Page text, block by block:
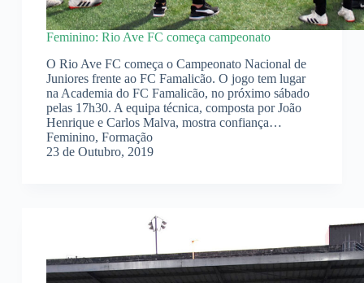
Feminino: Rio Ave FC começa campeonato
O Rio Ave FC começa o Campeonato Nacional de
Juniores frente ao FC Famalicão. O jogo tem lugar
na Academia do FC Famalicão, no próximo sábado
pelas 17h30. A equipa técnica, composta por João
Henrique e Carlos Malva, mostra confiança…
Feminino, Formação
23 de Outubro, 2019